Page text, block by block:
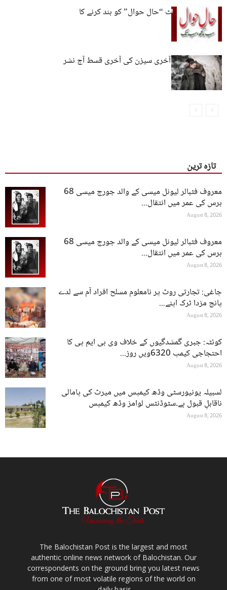
آن لائن ویب سائٹ “حال حوال” کو بند کرنے کا
فیصلہ
گیم آف تھرونز : آخری سیزن کی آخری قسط آج نشر
کی جائے گی
تازہ ترین
معروف فٹبالر لیونل میسی کے والد جورج میسی 68
برس کی عمر میں انتقال...
August 8, 2026
معروف فٹبالر لیونل میسی کے والد جورج میسی 68
برس کی عمر میں انتقال...
August 8, 2026
چاغی: تجارتی روٹ پر نامعلوم مسلح افراد آم سے لدے
پانچ مزدا ٹرک اپنے...
August 8, 2026
کوئٹہ: جبری گمشدگیوں کے خلاف وی بی ایم پی کا
احتجاجی کیمپ 6320ویں روز...
August 8, 2026
لسبیلہ یونیورسٹی وڈھ کیمپس میں میرٹ کی پامالی
ناقابلِ قبول ہے۔سٹوڈنٹس لوامز وڈھ کیمپس
August 8, 2026
The Balochistan Post is the largest and most
authentic online news network of Balochistan. Our
correspondents on the ground bring you latest news
from one of most volatile regions of the world on